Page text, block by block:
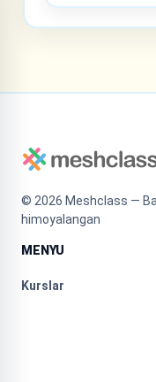
© 2026 Meshclass —
himoyalangan
MENYU
Kurslar